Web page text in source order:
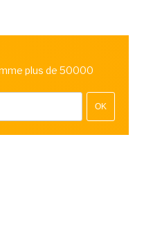
plus de 50000
OK